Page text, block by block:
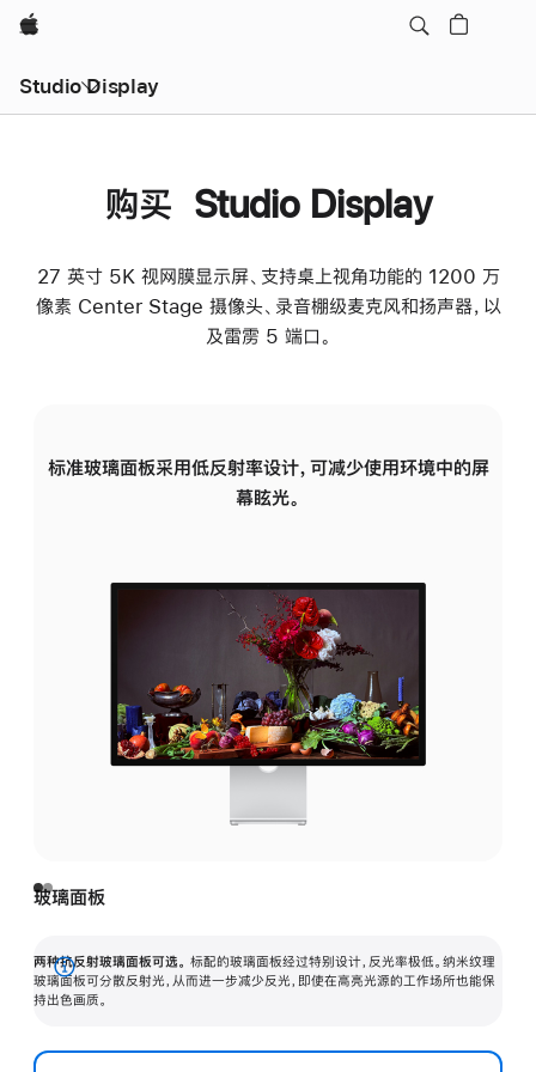
Apple
Studio Display
购买 Studio Display
27 英寸 5K 视网膜显示屏、支持桌上视角功能的 1200 万
像素 Center Stage 摄像头、录音棚级麦克风和扬声器，以
及雷雳 5 端口。
标准玻璃面板采用低反射率设计，可减少使用环境中的屏
幕眩光。
玻璃面板
两种抗反射玻璃面板可选。 标配的玻璃面板经过特别设计，反光率极低。纳米纹理
玻璃面板可分散反射光，从而进一步减少反光，即使在高亮光源的工作场所也能保
持出色画质。
展
开